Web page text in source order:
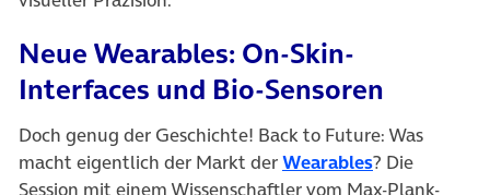
Neue Wearables: On-Skin-
Interfaces und Bio-Sensoren
Doch genug der Geschichte! Back to Future: Was
macht eigentlich der Markt derWearables(öffnet in
? Die
Session mit einem Wissenschaftler vom Max-Plank-